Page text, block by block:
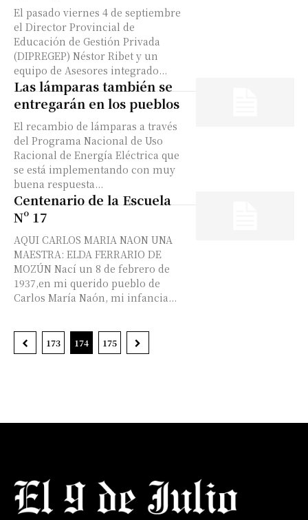
El pasado viernes 4 de septiembre
el Director Provincial de
Educación de Gestión Privada
(DIPREGEP) Néstor Ribet y un
equipo de Asesores integrado...
Las lámparas también se
entregarán en los pueblos
El recambio de lámparas a través
del Programa Nacional de Uso
Racional de Energía Eléctrica que
se está implementando con muy
buena respuesta...
Centenario de la Escuela
Nº 17
AQUI CARLOS MARIA NAON UNA
MAESTRA: ELDA FERRARIO DE
MOZÚN Nací un 8 de febrero de
1937,en mi querido pueblo de
Carlos María Naón, mi infancia...
173 174 175